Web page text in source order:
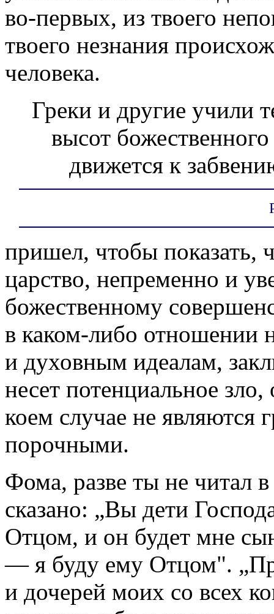
во-первых, из твоего
твоего незнания
человека.
Греки и другие учили
высот
движется к
пришел, чтобы показать,
царство, непременно и
божественному
в каком-либо отношении
и духовным идеалам,
несет потенциальное
коем случае не
порочными.
Фома, разве ты не читал
сказано: „Вы дети
Отцом, и он будет мне
— я буду ему Отцом".
и дочерей моих со всех